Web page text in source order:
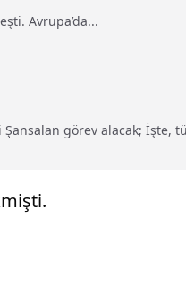
Avrupa’da...
görev alacak;